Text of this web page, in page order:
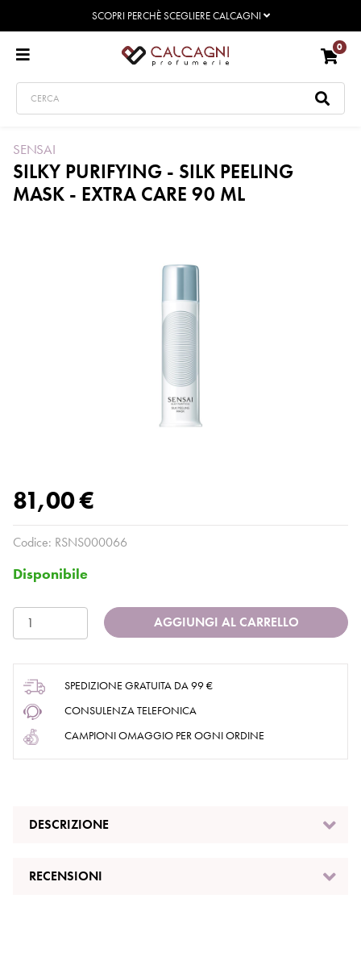
SCOPRI PERCHÈ SCEGLIERE CALCAGNI
0
SENSAI
SILKY PURIFYING - SILK PEELING
MASK - EXTRA CARE 90 ML
81,00 €
Codice: RSNS000066
Disponibile
AGGIUNGI AL CARRELLO
SPEDIZIONE GRATUITA DA 99 €
CONSULENZA TELEFONICA
CAMPIONI OMAGGIO PER OGNI ORDINE
DESCRIZIONE
RECENSIONI